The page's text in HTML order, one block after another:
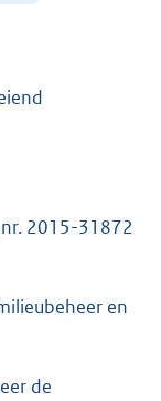
nr. 2015-31872
en
de